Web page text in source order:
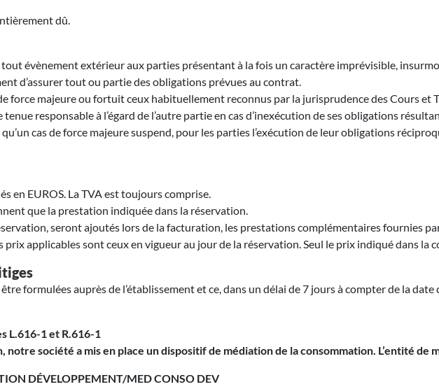
dû.
tout évènement extérieur aux parties présentant à la fois un caractère imprévisible,
d’assurer tout ou partie des obligations prévues au contrat.
force majeure ou fortuit ceux habituellement reconnus par la jurisprudence des Cours et
responsable à l’égard de l’autre partie en cas d’inexécution de ses obligations
cas de force majeure suspend, pour les parties l’exécution de leur obligations
en EUROS. La TVA est toujours comprise.
que la prestation indiquée dans la réservation.
seront ajoutés lors de la facturation, les prestations complémentaires fournies
prix applicables sont ceux en vigueur au jour de la réservation. Seul le prix indiqué dans
formulées auprès de l’établissement et ce, dans un délai de 7 jours à compter de la date
L.616-1 et R.616-1
notre société a mis en place un dispositif de médiation de la consommation. L’entité de
DÉVELOPPEMENT/MED CONSO DEV